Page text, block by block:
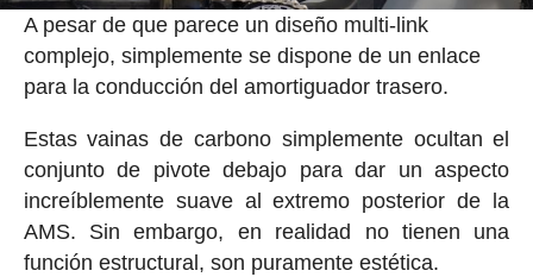
A pesar de que parece un diseño multi-link
complejo, simplemente se dispone de un enlace
para la conducción del amortiguador trasero.
Estas vainas de carbono simplemente ocultan el
conjunto de pivote debajo para dar un aspecto
increíblemente suave al extremo posterior de la
AMS. Sin embargo, en realidad no tienen una
función estructural, son puramente estética.